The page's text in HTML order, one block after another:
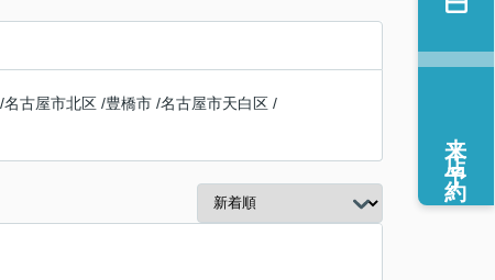
/名古屋市北区 /豊橋市 /名古屋市天白区 /
来店予約